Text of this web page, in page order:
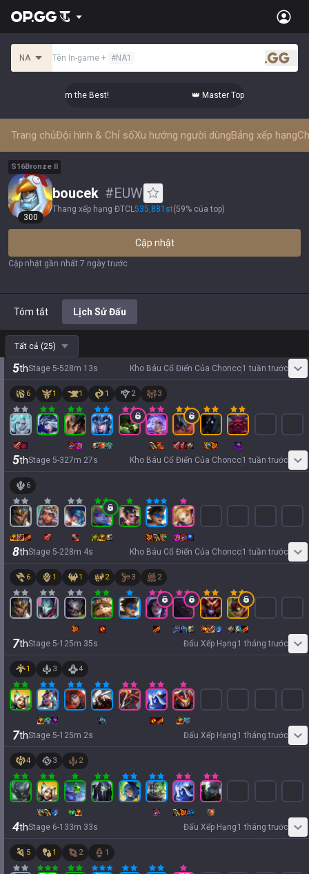
NA Tên In-game + #NA1
.gg
Comps from the Best! 👑 Master Top-tier Comps from the
Trang chủĐội hình & Chỉ sốXu hướng người dùngBảng xếp hạng
S16Bronze II
300
boucek #EUW
Thang xếp hạng ĐTCL535,881 st(59% của top)
Cập nhật
Cập nhật gần nhất:7 ngày trước
Tóm tắt Lịch Sử Đấu
Tất cả (25)
5thStage 5-528m 13s Kho Báu Cổ Điển Của Choncc 1 tuần trước
6 1 1 1 2 3
5thStage 5-327m 27s Kho Báu Cổ Điển Của Choncc 1 tuần trước
6
8thStage 5-228m 4s Kho Báu Cổ Điển Của Choncc 1 tuần trước
6 1 1 2 3 2
7thStage 5-1 25m 35s Đấu Xếp Hạng 1 tháng trước
1 3 4
7thStage 5-1 25m 2s Đấu Xếp Hạng 1 tháng trước
4 3 2
4thStage 6-1 33m 33s Đấu Xếp Hạng 1 tháng trước
5 1 2 1